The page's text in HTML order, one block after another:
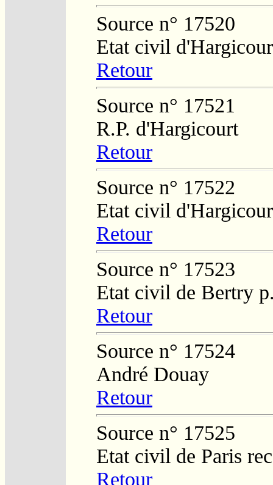
Source n° 17520
Etat civil
Retour
Source n° 17521
R.P. d'Hargicourt
Retour
Source n° 17522
Etat civil
Retour
Source n° 17523
Etat civil de Bertry
Retour
Source n° 17524
André Douay
Retour
Source n° 17525
Etat civil de Paris
Retour